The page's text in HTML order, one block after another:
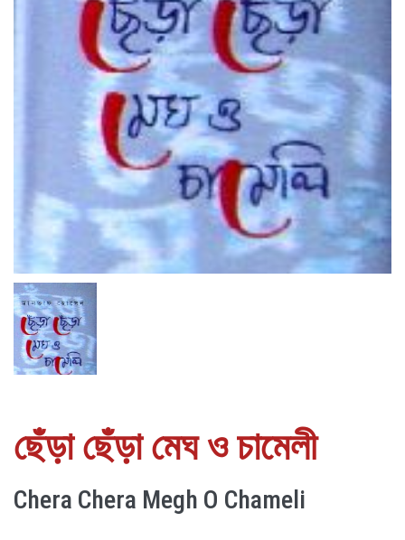
ছেঁড়া ছেঁড়া মেঘ ও চামেলী
Chera Chera Megh O Chameli